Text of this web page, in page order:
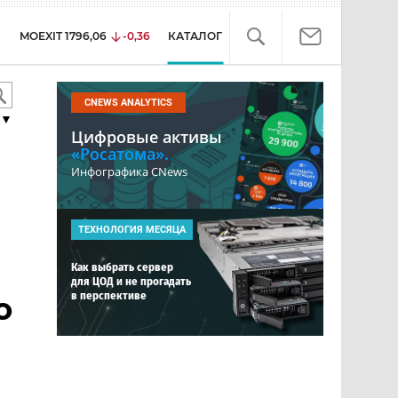
MOEXIT 1796,06 -0,36 КАТАЛОГ
▼
CNEWS ANALYTICS
Цифровые активы
«Росатома».
Инфографика CNews
ТЕХНОЛОГИЯ МЕСЯЦА
Как выбрать сервер
для ЦОД и не прогадать
в перспективе